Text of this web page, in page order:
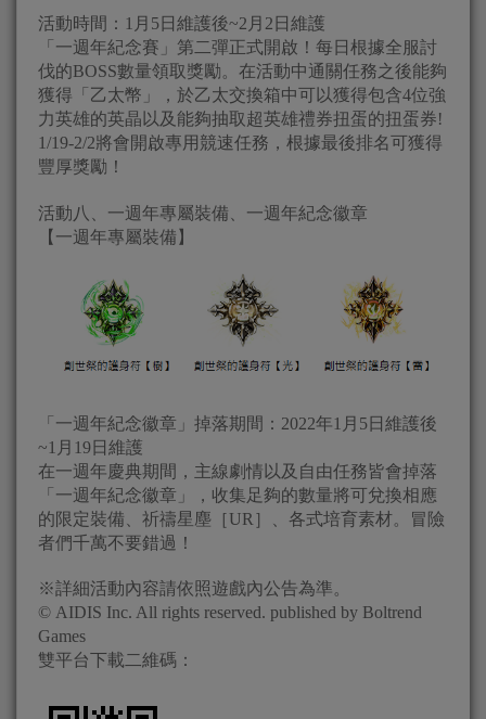
活動時間：1月5日維護後~2月2日維護
「一週年紀念賽」第二彈正式開啟！每日根據全服討
伐的BOSS數量領取獎勵。在活動中通關任務之後能夠
獲得「乙太幣」，於乙太交換箱中可以獲得包含4位強
力英雄的英晶以及能夠抽取超英雄禮券扭蛋的扭蛋券!
1/19-2/2將會開啟專用競速任務，根據最後排名可獲得
豐厚獎勵！
活動八、一週年專屬裝備、一週年紀念徽章
【一週年專屬裝備】
「一週年紀念徽章」掉落期間：2022年1月5日維護後
~1月19日維護
在一週年慶典期間，主線劇情以及自由任務皆會掉落
「一週年紀念徽章」，收集足夠的數量將可兌換相應
的限定裝備、祈禱星塵［UR］、各式培育素材。冒險
者們千萬不要錯過！
※詳細活動內容請依照遊戲內公告為準。
© AIDIS Inc. All rights reserved. published by Boltrend
Games
雙平台下載二維碼：